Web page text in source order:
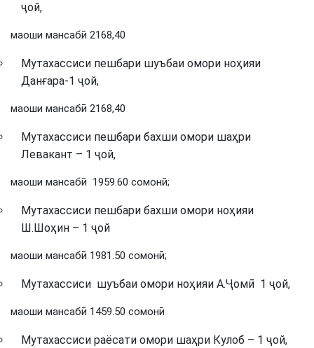
ҷой,
маоши мансабӣ 2168,40
Мутахассиси пешбари шуъбаи омори ноҳияи
Данғара-1 ҷой,
маоши мансабӣ 2168,40
Мутахассиси пешбари бахши омори шаҳри
Левакант – 1 ҷой,
маоши мансабӣ 1959.60 сомонӣ;
Мутахассиси пешбари бахши омори ноҳияи
Ш.Шоҳин – 1 ҷой
маоши мансабӣ 1981.50 сомонӣ;
Мутахассиси шуъбаи омори ноҳияи А.Ҷомӣ 1 ҷой,
маоши мансабӣ 1459.50 сомонӣ
Мутахассиси раёсати омори шаҳри Кулоб – 1 ҷой,